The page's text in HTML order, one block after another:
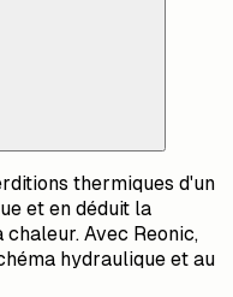
thermiques d'un
et en déduit la
Avec Reonic,
hydraulique et au